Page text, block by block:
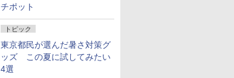
チポット
トピック
東京都民が選んだ暑さ対策グ
ッズ この夏に試してみたい
4選